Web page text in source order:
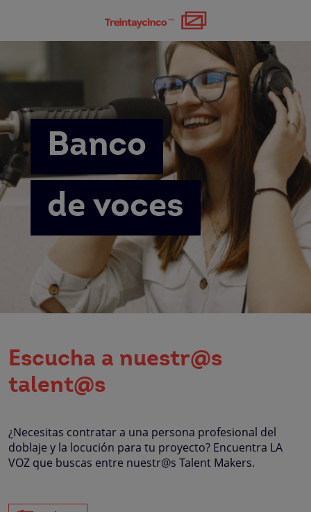
Banco
de voces
Escucha a nuestr@s
talent@s
¿Necesitas contratar a una persona profesional del
doblaje y la locución para tu proyecto? Encuentra LA
VOZ que buscas entre nuestr@s Talent Makers.